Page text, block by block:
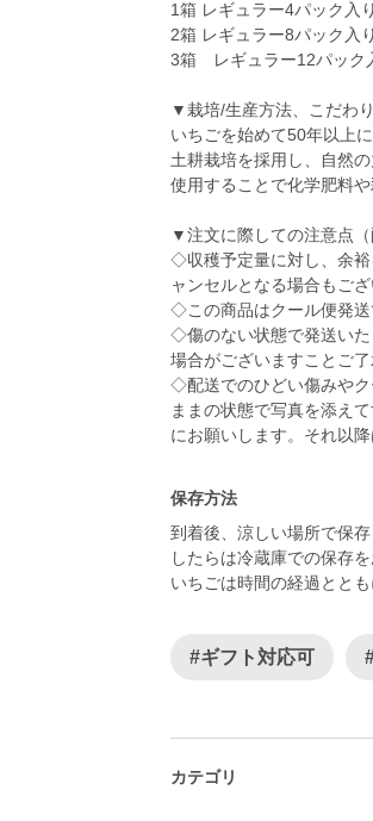
1箱 レギュラー4パック入り
2箱 レギュラー8パック入り
3箱 レギュラー12パック
▼栽培/生産方法、こだわり
いちごを始めて50年以上
土耕栽培を採用し、自然
使用することで化学肥料
▼注文に際しての注意点（
◇収穫予定量に対し、余裕
ャンセルとなる場合もござ
◇この商品はクール便発
◇傷のない状態で発送いた
場合がございますことご了
◇配送でのひどい傷みやク
ままの状態で写真を添え
にお願いします。それ以降
保存方法
到着後、涼しい場所で保
したらは冷蔵庫での保存を
いちごは時間の経過とと
#ギフト対応可
カテゴリ